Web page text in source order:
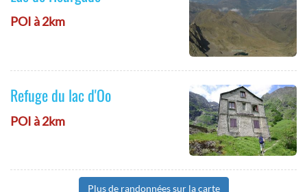
POI à 2km
Refuge du lac d'Oo
POI à 2km
Plus de randonnées sur la carte